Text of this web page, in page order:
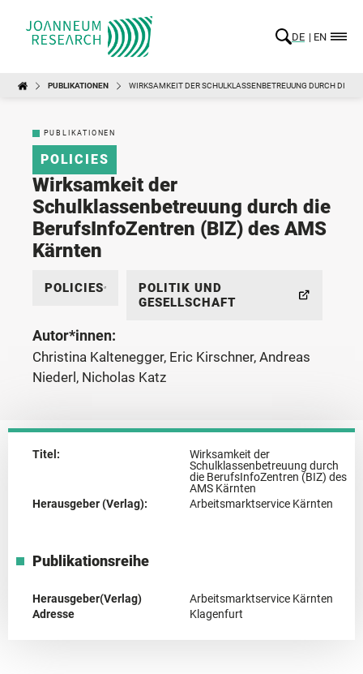
DE EN
PUBLIKATIONEN WIRKSAMKEIT DER SCHULKLASSENBETREUUNG DURCH DIE
PUBLIKATIONEN
POLICIES
Wirksamkeit der
Schulklassenbetreuung durch die
BerufsInfoZentren (BIZ) des AMS
Kärnten
POLICIES
POLITIK UND
GESELLSCHAFT
Autor*innen:
Christina Kaltenegger, Eric Kirschner, Andreas
Niederl, Nicholas Katz
Titel:
Wirksamkeit der
Schulklassenbetreuung durch
die BerufsInfoZentren (BIZ) des
AMS Kärnten
Herausgeber (Verlag):
Arbeitsmarktservice Kärnten
Publikationsreihe
Herausgeber(Verlag)
Arbeitsmarktservice Kärnten
Adresse
Klagenfurt